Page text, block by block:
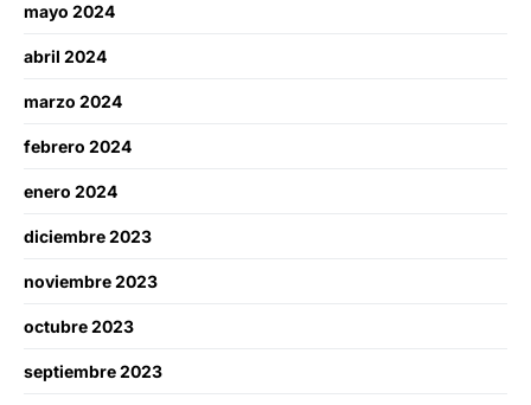
mayo 2024
abril 2024
marzo 2024
febrero 2024
enero 2024
diciembre 2023
noviembre 2023
octubre 2023
septiembre 2023